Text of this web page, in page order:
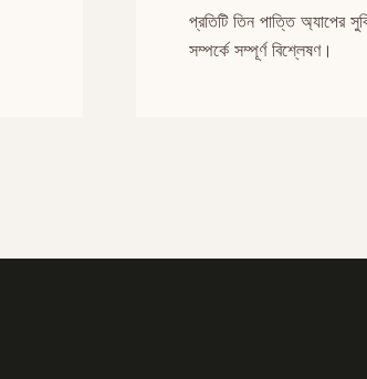
প্রতিটি তিন পাত্তি অ্যাপের
সম্পর্কে সম্পূর্ণ বিশ্লেষণ।